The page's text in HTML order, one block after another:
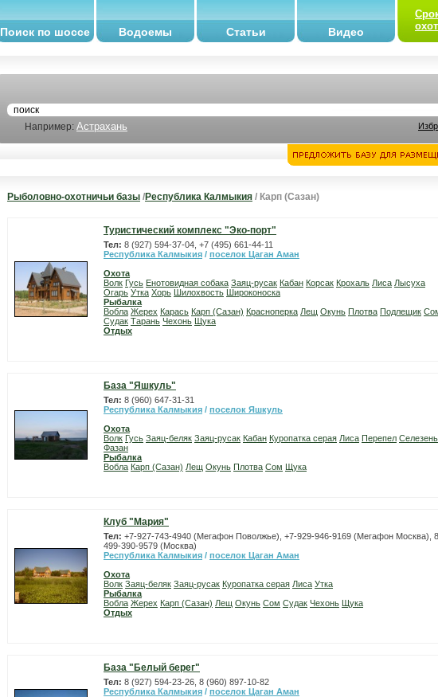
Поиск по шоссе Водоемы Статьи Видео
Например: Астрахань
Рыболовно-охотничьи базы /Республика Калмыкия / Карп (Сазан)
Туристический комплекс "Эко-порт"
Тел: 8 (927) 594-37-04, +7 (495) 661-44-11
Республика Калмыкия / поселок Цаган Аман
Охота
Волк Гусь Енотовидная собака Заяц-русак Кабан Корсак Крохаль Лиса Лысуха
Огарь Утка Хорь Шилохвость Широконоска
Рыбалка
Вобла Жерех Карась Карп (Сазан) Красноперка Лещ Окунь Плотва Подлещик
Судак Тарань Чехонь Щука
Отдых
База "Яшкуль"
Тел: 8 (960) 647-31-31
Республика Калмыкия / поселок Яшкуль
Охота
Волк Гусь Заяц-беляк Заяц-русак Кабан Куропатка серая Лиса Перепел Селезень
Фазан
Рыбалка
Вобла Карп (Сазан) Лещ Окунь Плотва Сом Щука
Клуб "Мария"
Тел: +7-927-743-4940 (Мегафон Поволжье), +7-929-946-9169 (Мегафон Москва),
499-390-9579 (Москва)
Республика Калмыкия / поселок Цаган Аман
Охота
Волк Заяц-беляк Заяц-русак Куропатка серая Лиса Утка
Рыбалка
Вобла Жерех Карп (Сазан) Лещ Окунь Сом Судак Чехонь Щука
Отдых
База "Белый берег"
Тел: 8 (927) 594-23-26, 8 (960) 897-10-82
Республика Калмыкия / поселок Цаган Аман